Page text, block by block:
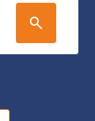
search